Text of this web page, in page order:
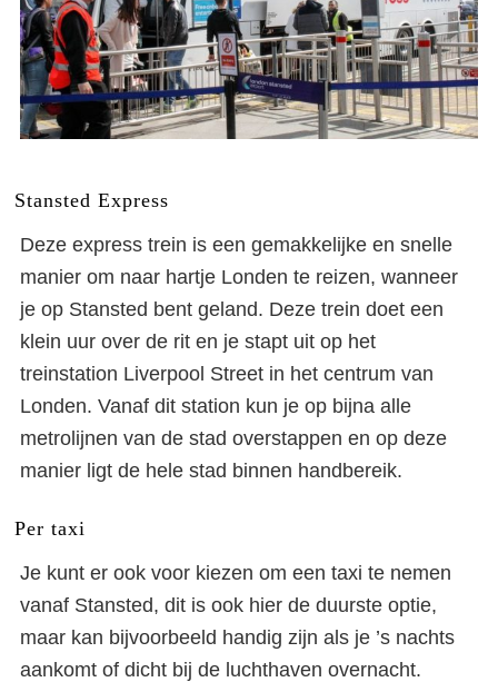
Stansted Express
Deze express trein is een gemakkelijke en snelle
manier om naar hartje Londen te reizen, wanneer
je op Stansted bent geland. Deze trein doet een
klein uur over de rit en je stapt uit op het
treinstation Liverpool Street in het centrum van
Londen. Vanaf dit station kun je op bijna alle
metrolijnen van de stad overstappen en op deze
manier ligt de hele stad binnen handbereik.
Per taxi
Je kunt er ook voor kiezen om een taxi te nemen
vanaf Stansted, dit is ook hier de duurste optie,
maar kan bijvoorbeeld handig zijn als je ’s nachts
aankomt of dicht bij de luchthaven overnacht.